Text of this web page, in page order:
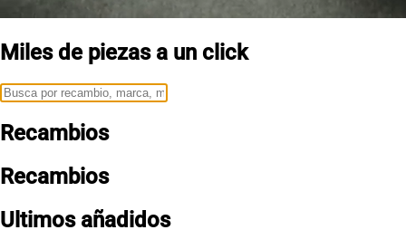
Miles de piezas a un click
Recambios
Recambios
Ultimos añadidos